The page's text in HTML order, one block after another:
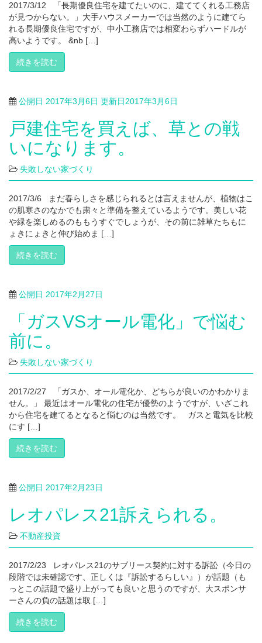
2017/3/12 「長期優良住宅を建てたいのに、建ててくれる工務店
が見つからない。」大手ハウスメーカーでは当然のように建てら
れる長期優良住宅ですが、中小工務店では相変わらずハードルが
高いようです。 &nb […]
続きを読む
公開日 2017年3月6日 更新日2017年3月6日
戸建住宅を買えば、草との戦
いになります。
失敗しない家づくり
2017/3/6 まだ春らしさを感じられるとは言えませんが、植物はこ
の肌寒さのなかでも粛々と準備を整えているようです。美しい花
や緑を楽しめるのももうすぐでしょうが、その前に雑草たちもに
ょきにょきと伸び始めま […]
続きを読む
公開日 2017年2月27日
「ガスVSオール電化」で悩む
前に。
失敗しない家づくり
2017/2/27 「ガスか、オール電化か、どちらが良いのかわかりま
せん。」 最近はオール電化の住宅が優勢のようですが、いざこれ
から住宅を建てるとなると悩むのは当然です。 ガスと電気を比較
にす […]
続きを読む
公開日 2017年2月23日
レオパレス21訴えられる。
不動産投資
2017/2/23 レオパレス21のサブリース契約に対する訴訟（今日の
段階では未確認です、正しくは『訴訟するらしい』）が話題（も
っとこの話題で盛り上がっても良いと思うのですが、大スポンサ
ーさんの負の話題は取 […]
続きを読む